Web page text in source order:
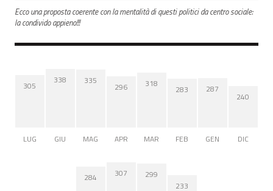
Ecco una proposta coerente con la mentalità di questi politici da centro sociale:
la condivido appieno!!!
305
LUG
338
GIU
335
MAG
296
APR
318
MAR
283
FEB
287
GEN
240
DIC
284 307 299
233